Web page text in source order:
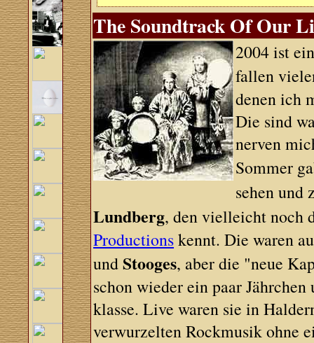
The Soundtrack Of Our
2004 ist
fallen
denen ich
Die sind
nerven
Sommer
sehen und
Lundberg, den vielleicht noch
Productionskennt. Die waren
undStooges, aber die "neue
schon wieder ein paar
klasse. Live waren sie in
verwurzelten Rockmusik ohne